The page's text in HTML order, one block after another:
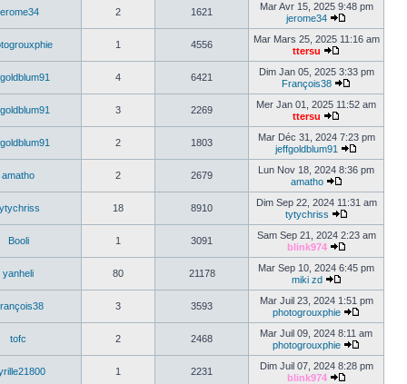
2 1621
Mar Avr 15, 2025 9:48 pm
jerome34
1 4556
Mar Mars 25, 2025 11:16 am
ttersu
4 6421
Dim Jan 05, 2025 3:33 pm
François38
3 2269
Mer Jan 01, 2025 11:52 am
ttersu
2 1803
Mar Déc 31, 2024 7:23 pm
jeffgoldblum91
amatho 2 2679
Lun Nov 18, 2024 8:36 pm
amatho
18 8910
Dim Sep 22, 2024 11:31 am
tytychriss
Booli 1 3091
Sam Sep 21, 2024 2:23 am
blink974
yanheli 80 21178
Mar Sep 10, 2024 6:45 pm
miki zd
3 3593
Mar Juil 23, 2024 1:51 pm
photogrouxphie
tofc 2 2468
Mar Juil 09, 2024 8:11 am
photogrouxphie
1 2231
Dim Juil 07, 2024 8:28 pm
blink974